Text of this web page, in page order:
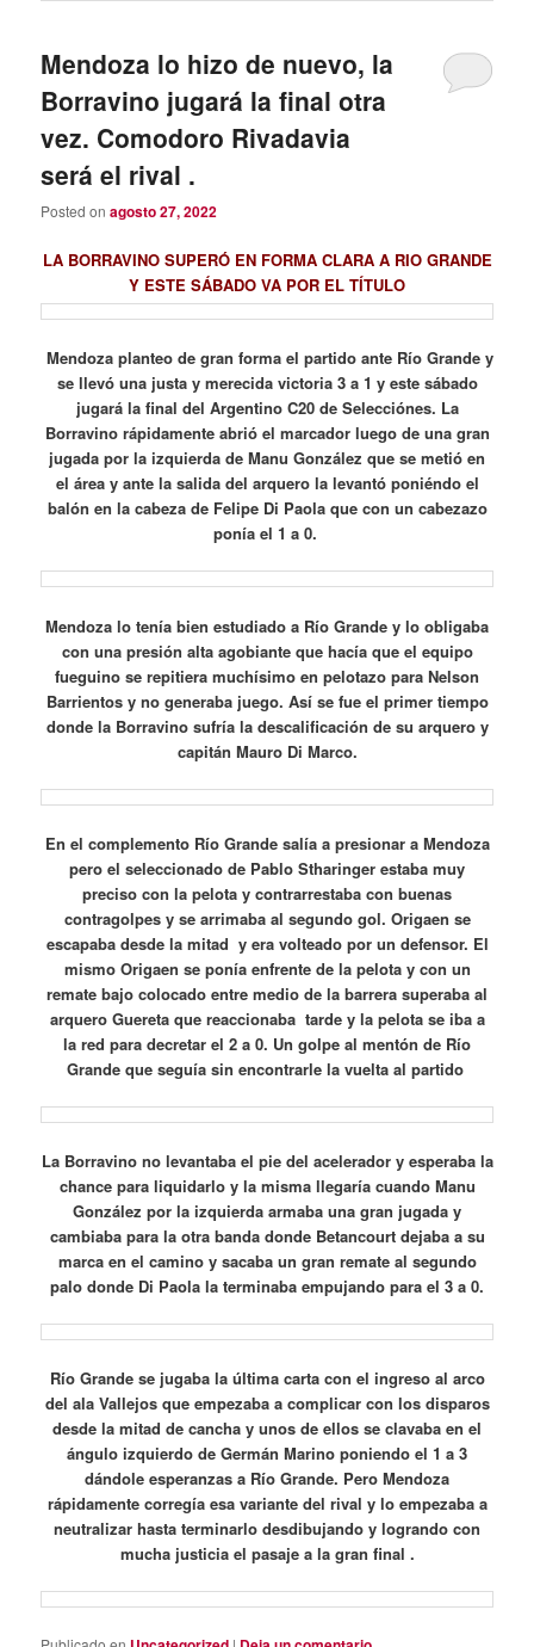
Mendoza lo hizo de nuevo, la
Borravino jugará la final otra
vez. Comodoro Rivadavia
será el rival .
Posted onagosto 27, 2022
LA BORRAVINO SUPERÓ EN FORMA CLARA A RIO GRANDE
Y ESTE SÁBADO VA POR EL TÍTULO
Mendoza planteo de gran forma el partido ante Río Grande y
se llevó una justa y merecida victoria 3 a 1 y este sábado
jugará la final del Argentino C20 de Selecciónes. La
Borravino rápidamente abrió el marcador luego de una gran
jugada por la izquierda de Manu González que se metió en
el área y ante la salida del arquero la levantó poniéndo el
balón en la cabeza de Felipe Di Paola que con un cabezazo
ponía el 1 a 0.
Mendoza lo tenía bien estudiado a Río Grande y lo obligaba
con una presión alta agobiante que hacía que el equipo
fueguino se repitiera muchísimo en pelotazo para Nelson
Barrientos y no generaba juego. Así se fue el primer tiempo
donde la Borravino sufría la descalificación de su arquero y
capitán Mauro Di Marco.
En el complemento Río Grande salía a presionar a Mendoza
pero el seleccionado de Pablo Stharinger estaba muy
preciso con la pelota y contrarrestaba con buenas
contragolpes y se arrimaba al segundo gol. Origaen se
escapaba desde la mitad y era volteado por un defensor. El
mismo Origaen se ponía enfrente de la pelota y con un
remate bajo colocado entre medio de la barrera superaba al
arquero Guereta que reaccionaba tarde y la pelota se iba a
la red para decretar el 2 a 0. Un golpe al mentón de Río
Grande que seguía sin encontrarle la vuelta al partido
La Borravino no levantaba el pie del acelerador y esperaba la
chance para liquidarlo y la misma llegaría cuando Manu
González por la izquierda armaba una gran jugada y
cambiaba para la otra banda donde Betancourt dejaba a su
marca en el camino y sacaba un gran remate al segundo
palo donde Di Paola la terminaba empujando para el 3 a 0.
Río Grande se jugaba la última carta con el ingreso al arco
del ala Vallejos que empezaba a complicar con los disparos
desde la mitad de cancha y unos de ellos se clavaba en el
ángulo izquierdo de Germán Marino poniendo el 1 a 3
dándole esperanzas a Río Grande. Pero Mendoza
rápidamente corregía esa variante del rival y lo empezaba a
neutralizar hasta terminarlo desdibujando y logrando con
mucha justicia el pasaje a la gran final .